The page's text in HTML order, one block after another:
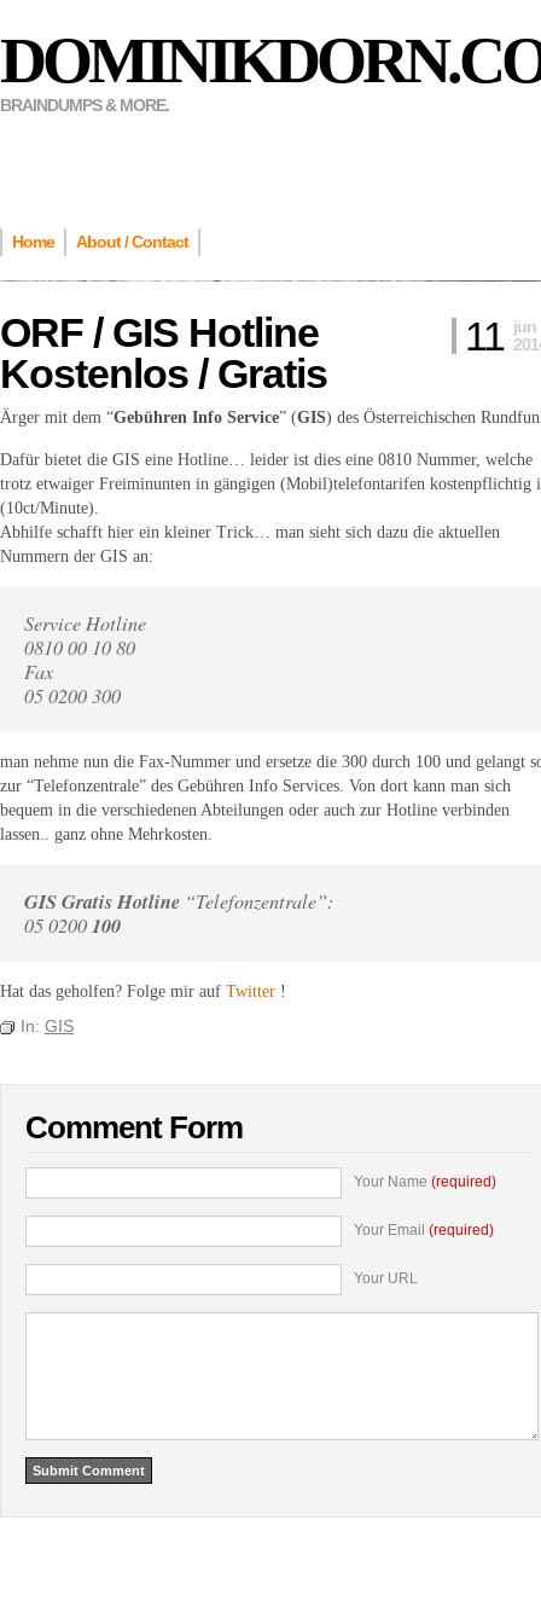
BRAINDUMPS & MORE.
Home About / Contact
ORF / GIS Hotline
Kostenlos / Gratis
11 jun
Ärger mit dem “Gebühren Info Service” (GIS) des Österreichischen
Dafür bietet die GIS eine Hotline… leider ist dies eine 0810 Nummer, welche
trotz etwaiger Freiminunten in gängigen (Mobil)telefontarifen kostenpflichtig
(10ct/Minute).
Abhilfe schafft hier ein kleiner Trick… man sieht sich dazu die aktuellen
Nummern der GIS an:
Service Hotline
0810 00 10 80
Fax
05 0200 300
man nehme nun die Fax-Nummer und ersetze die 300 durch 100 und gelangt
zur “Telefonzentrale” des Gebühren Info Services. Von dort kann man sich
bequem in die verschiedenen Abteilungen oder auch zur Hotline verbinden
lassen.. ganz ohne Mehrkosten.
GIS Gratis Hotline “Telefonzentrale”:
05 0200100
Hat das geholfen? Folge mir auf Twitter !
In: GIS
Comment Form
Your Name (required)
Your Email (required)
Your URL